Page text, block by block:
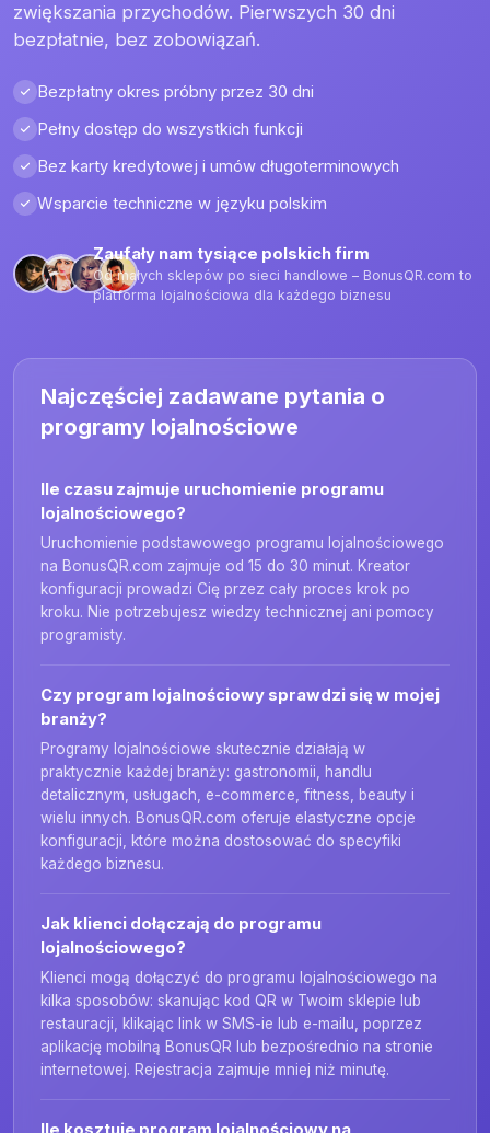
zwiększania przychodów. Pierwszych 30 dni
bezpłatnie, bez zobowiązań.
Bezpłatny okres próbny przez 30 dni
Pełny dostęp do wszystkich funkcji
Bez karty kredytowej i umów długoterminowych
Wsparcie techniczne w języku polskim
Zaufały nam tysiące polskich firm
Od małych sklepów po sieci handlowe – BonusQR.com to
platforma lojalnościowa dla każdego biznesu
Najczęściej zadawane pytania o
programy lojalnościowe
Ile czasu zajmuje uruchomienie programu
lojalnościowego?
Uruchomienie podstawowego programu lojalnościowego
na BonusQR.com zajmuje od 15 do 30 minut. Kreator
konfiguracji prowadzi Cię przez cały proces krok po
kroku. Nie potrzebujesz wiedzy technicznej ani pomocy
programisty.
Czy program lojalnościowy sprawdzi się w mojej
branży?
Programy lojalnościowe skutecznie działają w
praktycznie każdej branży: gastronomii, handlu
detalicznym, usługach, e-commerce, fitness, beauty i
wielu innych. BonusQR.com oferuje elastyczne opcje
konfiguracji, które można dostosować do specyfiki
każdego biznesu.
Jak klienci dołączają do programu
lojalnościowego?
Klienci mogą dołączyć do programu lojalnościowego na
kilka sposobów: skanując kod QR w Twoim sklepie lub
restauracji, klikając link w SMS-ie lub e-mailu, poprzez
aplikację mobilną BonusQR lub bezpośrednio na stronie
internetowej. Rejestracja zajmuje mniej niż minutę.